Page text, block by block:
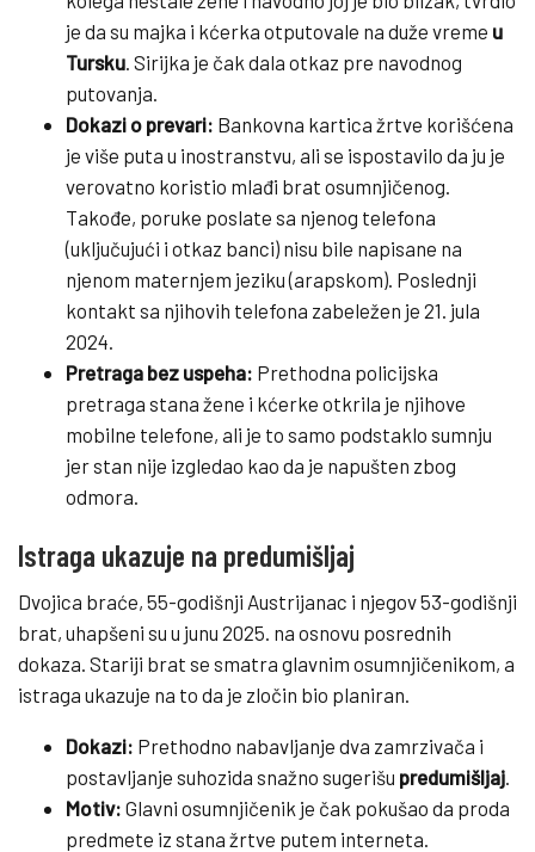
je da su majka i kćerka otputovale na duže vreme u
Tursku . Sirijka je čak dala otkaz pre navodnog
putovanja.
Dokazi o prevari: Bankovna kartica žrtve korišćena
je više puta u inostranstvu, ali se ispostavilo da ju je
verovatno koristio mlađi brat osumnjičenog.
Takođe, poruke poslate sa njenog telefona
(uključujući i otkaz banci) nisu bile napisane na
njenom maternjem jeziku (arapskom). Poslednji
kontakt sa njihovih telefona zabeležen je 21. jula
2024.
Pretraga bez uspeha: Prethodna policijska
pretraga stana žene i kćerke otkrila je njihove
mobilne telefone, ali je to samo podstaklo sumnju
jer stan nije izgledao kao da je napušten zbog
odmora.
Istraga ukazuje na predumišljaj
Dvojica braće, 55-godišnji Austrijanac i njegov 53-godišnji
brat, uhapšeni su u junu 2025. na osnovu posrednih
dokaza. Stariji brat se smatra glavnim osumnjičenikom, a
istraga ukazuje na to da je zločin bio planiran.
Dokazi: Prethodno nabavljanje dva zamrzivača i
postavljanje suhozida snažno sugerišu predumišljaj
Motiv: Glavni osumnjičenik je čak pokušao da proda
predmete iz stana žrtve putem interneta.